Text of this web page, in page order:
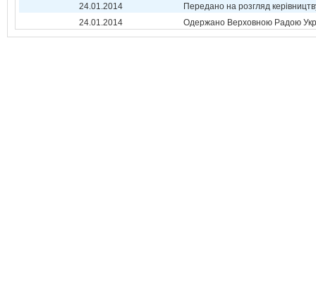
24.01.2014
Передано на розгляд
24.01.2014
Одержано Верховною Радою